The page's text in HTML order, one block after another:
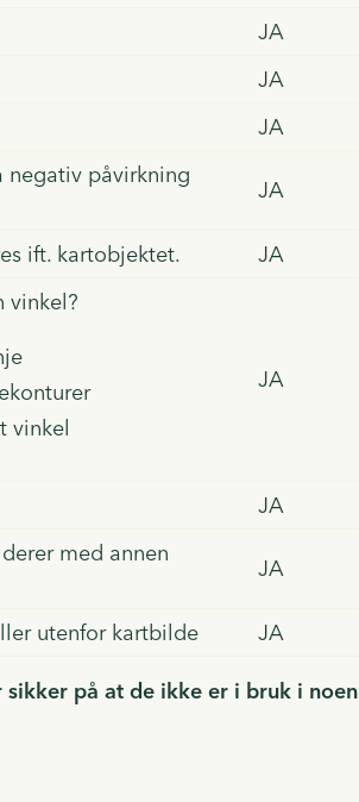
JA
JA
JA
negativ påvirkning
JA
ift. kartobjektet. JA
vinkel?
vinkel
JA
JA
med annen
JA
utenfor kartbilde JA
på at de ikke er i bruk i noen